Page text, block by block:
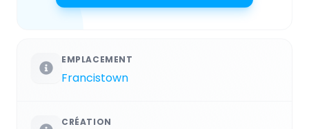
EMPLACEMENT
Francistown
CRÉATION